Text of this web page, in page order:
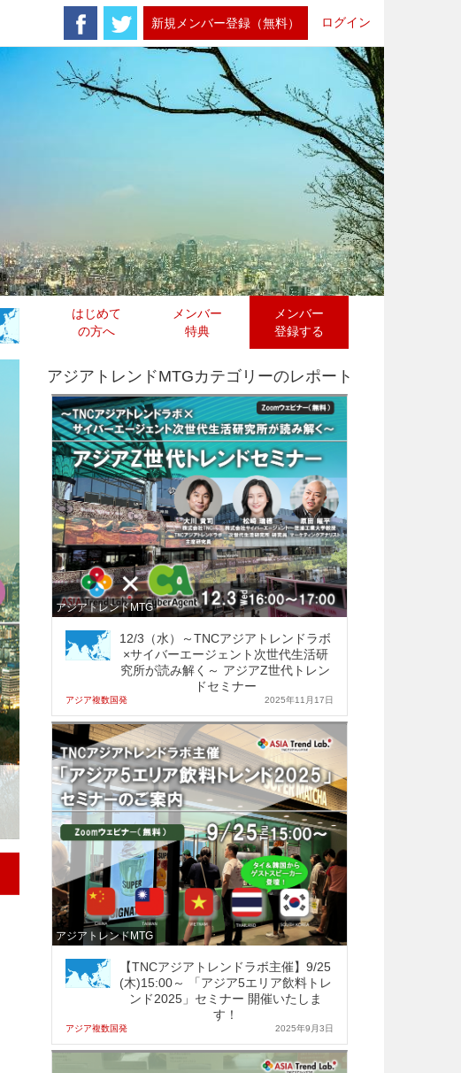
新規メンバー登録（無料） ログイン
はじめて
の方へ
メンバー
特典
メンバー
登録する
アジアトレンドMTGカテゴリーのレポート
アジアトレンドMTG
12/3（水）～TNCアジアトレンドラボ
×サイバーエージェント次世代生活研
究所が読み解く～ アジアZ世代トレン
ドセミナー
アジア複数国発 2025年11月17日
アジアトレンドMTG
【TNCアジアトレンドラボ主催】9/25
(木)15:00～ 「アジア5エリア飲料トレ
ンド2025」セミナー 開催いたしま
す！
アジア複数国発 2025年9月3日